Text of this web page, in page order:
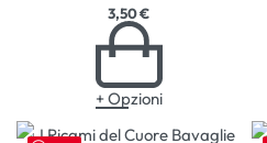
3,50€
+ Opzioni